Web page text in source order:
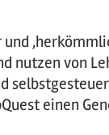
nutzen von
einen